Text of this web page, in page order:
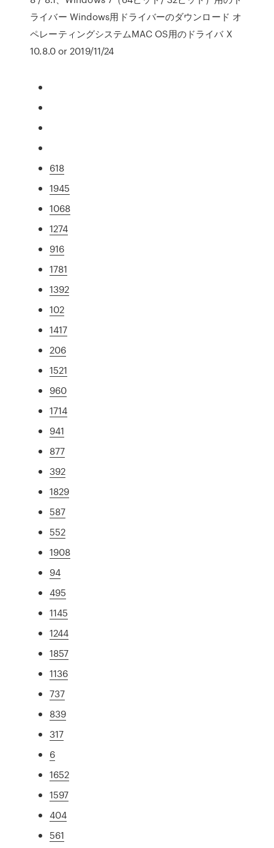
ライバー Windows用ドライバーのダウンロード オ
ペレーティングシステムMAC OS用のドライバ X
10.8.0 or 2019/11/24
618
1945
1068
1274
916
1781
1392
102
1417
206
1521
960
1714
941
877
392
1829
587
552
1908
94
495
1145
1244
1857
1136
737
839
317
6
1652
1597
404
561